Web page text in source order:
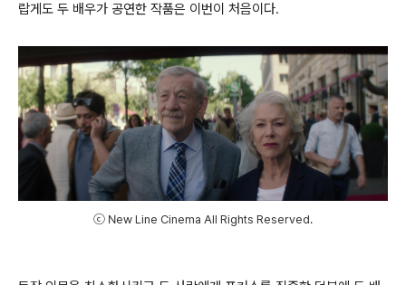
랍게도 두 배우가 공연한 작품은 이번이 처음이다.
ⓒ New Line Cinema All Rights Reserved.